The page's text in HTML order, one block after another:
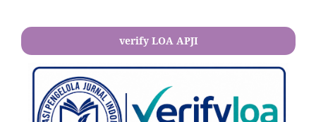
verify LOA APJI